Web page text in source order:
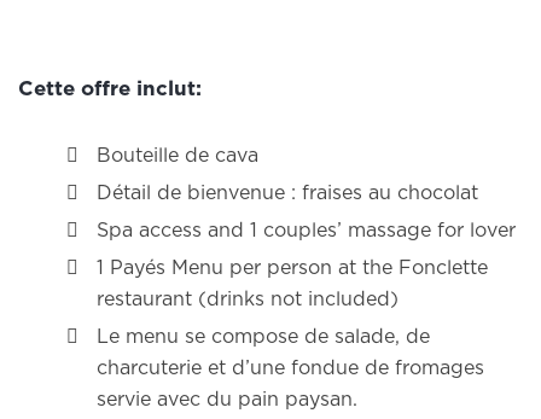
Cette offre inclut:
Bouteille de cava
Détail de bienvenue : fraises au chocolat
Spa access and 1 couples’ massage for lover
1 Payés Menu per person at the Fonclette
restaurant (drinks not included)
Le menu se compose de salade, de
charcuterie et d’une fondue de fromages
servie avec du pain paysan.